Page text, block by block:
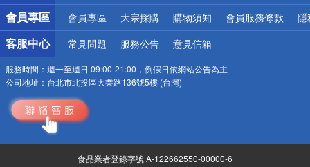
會員專區 會員專區 大宗採購 購物須知 會員服務條款 隱
客服中心 常見問題 服務公告 意見信箱
服務時間： 週一至週日 09:00-21:00，例假日依網站公告為主
公司地址： 台北市北投區大業路136號5樓 (台灣)
食品業者登錄字號 A-122662550-00000-6